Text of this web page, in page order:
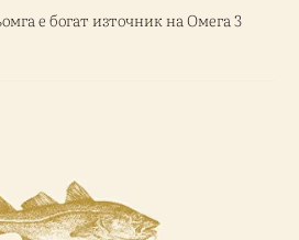
е богат източник на Омега 3